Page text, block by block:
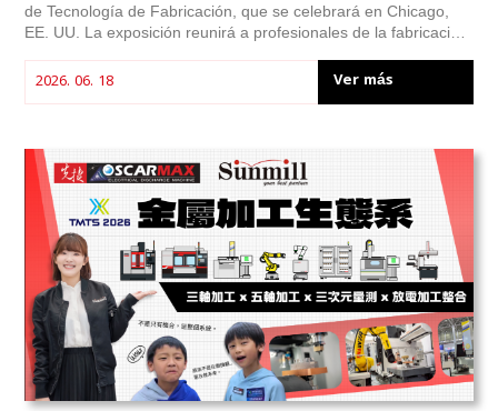
de Tecnología de Fabricación, que se celebrará en Chicago,
EE. UU. La exposición reunirá a profesionales de la fabricación
mecanizado de precisión, automatización y fabricación
2026. 06. 18 Ver más